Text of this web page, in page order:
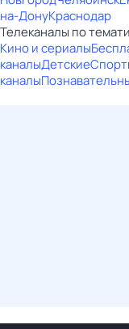
на-ДонуКраснодар
Телеканалы по
Кино и сериалы
каналыДетские
каналы